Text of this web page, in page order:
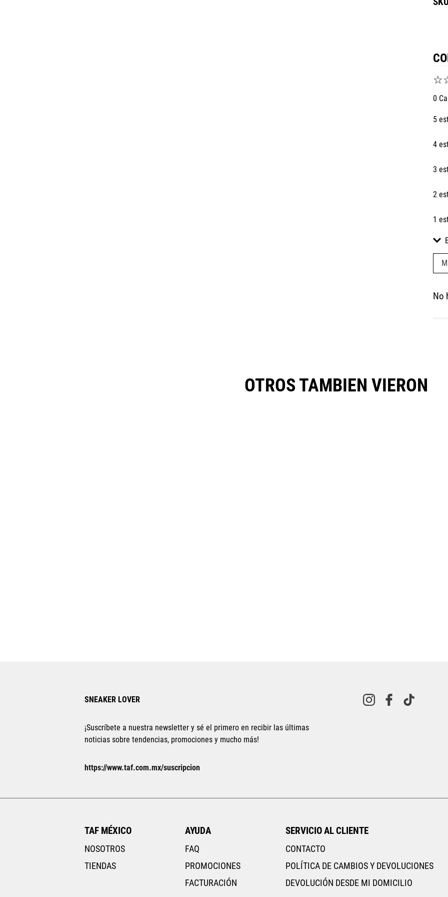
☆
0
5
4
3
2
1
No
OTROS TAMBIEN VIERON
SNEAKER LOVER
¡Suscríbete a nuestra newsletter y sé el primero en recibir las últimas
noticias sobre tendencias, promociones y mucho más!
https://www.taf.com.mx/suscripcion
TAF MÉXICO
NOSOTROS
TIENDAS
AYUDA
FAQ
PROMOCIONES
FACTURACIÓN
SERVICIO AL CLIENTE
CONTACTO
POLÍTICA DE CAMBIOS Y DEVOLUCIONES
DEVOLUCIÓN DESDE MI DOMICILIO